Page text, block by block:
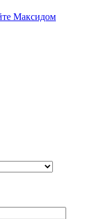
Максидом